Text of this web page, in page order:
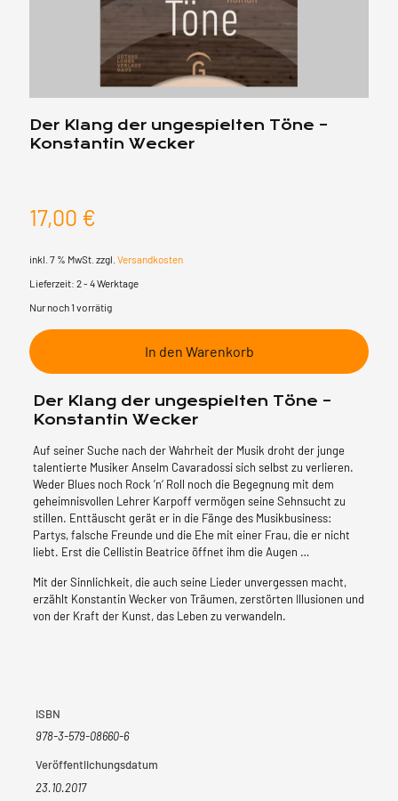
Der Klang der ungespielten Töne –
Konstantin Wecker
17,00 €
inkl. 7 % MwSt. zzgl. Versandkosten
Lieferzeit: 2 - 4 Werktage
Nur noch 1 vorrätig
In den Warenkorb
Der Klang der ungespielten Töne –
Konstantin Wecker
Auf seiner Suche nach der Wahrheit der Musik droht der junge
talentierte Musiker Anselm Cavaradossi sich selbst zu verlieren.
Weder Blues noch Rock ’n‘ Roll noch die Begegnung mit dem
geheimnisvollen Lehrer Karpoff vermögen seine Sehnsucht zu
stillen. Enttäuscht gerät er in die Fänge des Musikbusiness:
Partys, falsche Freunde und die Ehe mit einer Frau, die er nicht
liebt. Erst die Cellistin Beatrice öffnet ihm die Augen …
Mit der Sinnlichkeit, die auch seine Lieder unvergessen macht,
erzählt Konstantin Wecker von Träumen, zerstörten Illusionen und
von der Kraft der Kunst, das Leben zu verwandeln.
ISBN
978-3-579-08660-6
Veröffentlichungsdatum
23.10.2017